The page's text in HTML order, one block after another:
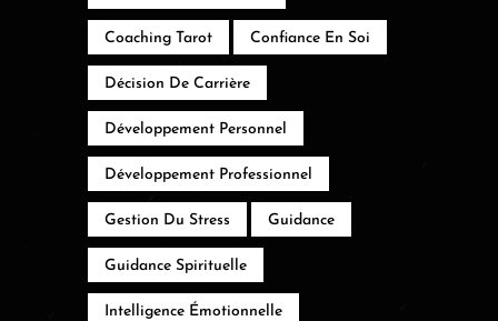
Coaching Tarot Confiance En Soi
Décision De Carrière
Développement Personnel
Développement Professionnel
Gestion Du Stress Guidance
Guidance Spirituelle
Intelligence Émotionnelle